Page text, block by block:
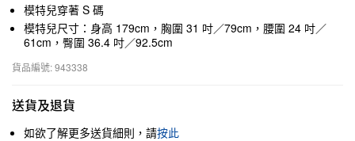
模特兒穿著 S 碼
模特兒尺寸：身高 179cm，胸圍 31 吋／79cm，腰圍 24 吋／
61cm，臀圍 36.4 吋／92.5cm
貨品編號: 943338
送貨及退貨
如欲了解更多送貨細則，請按此